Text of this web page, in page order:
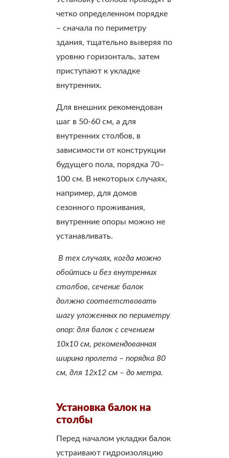
четко определенном порядке
– сначала по периметру
здания, тщательно выверяя по
уровню горизонталь, затем
приступают к укладке
внутренних.
Для внешних рекомендован
шаг в 50-60 см, а для
внутренних столбов, в
зависимости от конструкции
будущего пола, порядка 70–
100 см. В некоторых случаях,
например, для домов
сезонного проживания,
внутренние опоры можно не
устанавливать.
В тех случаях, когда можно
обойтись и без внутренних
столбов, сечение балок
должно соответствовать
шагу уложенных по периметру
опор: для балок с сечением
10х10 см, рекомендованная
ширина пролета – порядка 80
см, для 12х12 см – до метра.
Установка балок на
столбы
Перед началом укладки балок
устраивают гидроизоляцию